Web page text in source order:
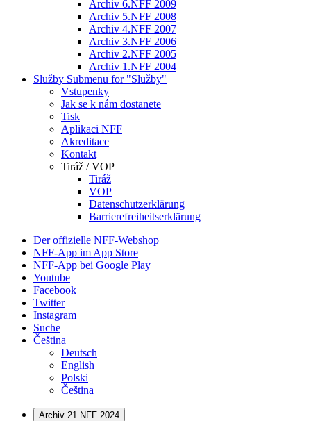
Archiv 6.NFF 2009
Archiv 5.NFF 2008
Archiv 4.NFF 2007
Archiv 3.NFF 2006
Archiv 2.NFF 2005
Archiv 1.NFF 2004
Služby Submenu for "Služby"
Vstupenky
Jak se k nám dostanete
Tisk
Aplikaci NFF
Akreditace
Kontakt
Tiráž / VOP
Tiráž
VOP
Datenschutzerklärung
Barrierefreiheitserklärung
Der offizielle NFF-Webshop
NFF-App im App Store
NFF-App bei Google Play
Youtube
Facebook
Twitter
Instagram
Suche
Čeština
Deutsch
English
Polski
Čeština
Archiv 21.NFF 2024